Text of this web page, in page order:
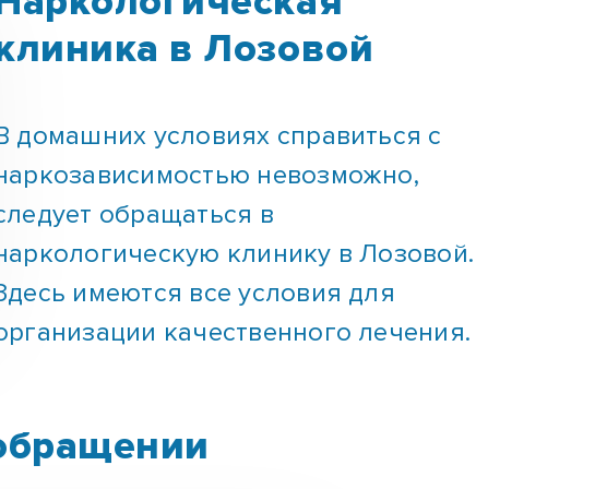
в Лозовой
невозможно,
обращаться в
клинику в Лозовой.
имеются все условия для
качественного лечения.